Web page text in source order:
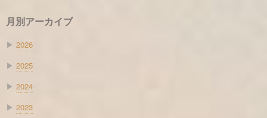
月別アーカイブ
▶ 2026
▶ 2025
▶ 2024
▶ 2023